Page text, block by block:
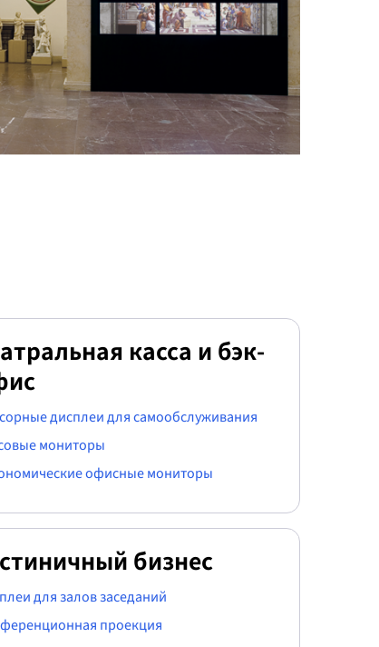
касса и бэк-
дисплеи для самообслуживания
мониторы
офисные мониторы
бизнес
для залов заседаний
проекция